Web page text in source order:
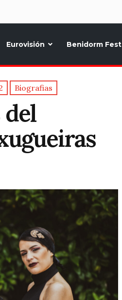
Eurovisión Benidorm Fest
Biografias